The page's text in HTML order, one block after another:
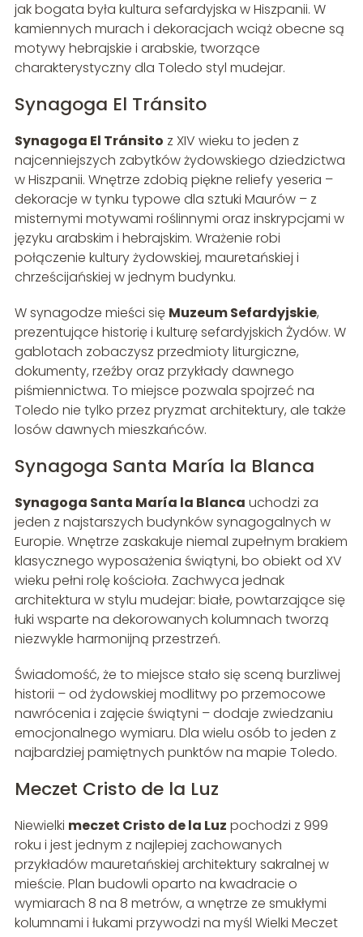
jak bogata była kultura sefardyjska w Hiszpanii. W
kamiennych murach i dekoracjach wciąż obecne są
motywy hebrajskie i arabskie, tworzące
charakterystyczny dla Toledo styl mudejar.
Synagoga El Tránsito
Synagoga El Tránsito z XIV wieku to jeden z
najcenniejszych zabytków żydowskiego dziedzictwa
w Hiszpanii. Wnętrze zdobią piękne reliefy yeseria –
dekoracje w tynku typowe dla sztuki Maurów – z
misternymi motywami roślinnymi oraz inskrypcjami w
języku arabskim i hebrajskim. Wrażenie robi
połączenie kultury żydowskiej, mauretańskiej i
chrześcijańskiej w jednym budynku.
W synagodze mieści się Muzeum Sefardyjskie,
prezentujące historię i kulturę sefardyjskich Żydów. W
gablotach zobaczysz przedmioty liturgiczne,
dokumenty, rzeźby oraz przykłady dawnego
piśmiennictwa. To miejsce pozwala spojrzeć na
Toledo nie tylko przez pryzmat architektury, ale także
losów dawnych mieszkańców.
Synagoga Santa María la Blanca
Synagoga Santa María la Blanca uchodzi za
jeden z najstarszych budynków synagogalnych w
Europie. Wnętrze zaskakuje niemal zupełnym brakiem
klasycznego wyposażenia świątyni, bo obiekt od XV
wieku pełni rolę kościoła. Zachwyca jednak
architektura w stylu mudejar: białe, powtarzające się
łuki wsparte na dekorowanych kolumnach tworzą
niezwykle harmonijną przestrzeń.
Świadomość, że to miejsce stało się sceną burzliwej
historii – od żydowskiej modlitwy po przemocowe
nawrócenia i zajęcie świątyni – dodaje zwiedzaniu
emocjonalnego wymiaru. Dla wielu osób to jeden z
najbardziej pamiętnych punktów na mapie Toledo.
Meczet Cristo de la Luz
Niewielki meczet Cristo de la Luz pochodzi z 999
roku i jest jednym z najlepiej zachowanych
przykładów mauretańskiej architektury sakralnej w
mieście. Plan budowli oparto na kwadracie o
wymiarach 8 na 8 metrów, a wnętrze ze smukłymi
kolumnami i łukami przywodzi na myśl Wielki Meczet